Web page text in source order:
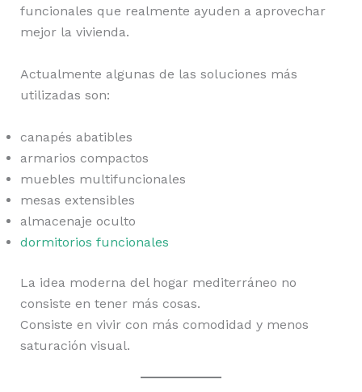
funcionales que realmente ayuden a aprovechar
mejor la vivienda.
Actualmente algunas de las soluciones más
utilizadas son:
canapés abatibles
armarios compactos
muebles multifuncionales
mesas extensibles
almacenaje oculto
dormitorios funcionales
La idea moderna del hogar mediterráneo no
consiste en tener más cosas.
Consiste en vivir con más comodidad y menos
saturación visual.